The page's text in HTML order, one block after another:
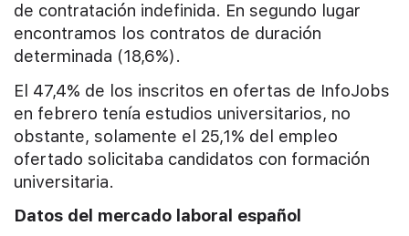
de contratación indefinida. En segundo lugar
encontramos los contratos de duración
determinada (18,6%).
El 47,4% de los inscritos en ofertas de InfoJobs
en febrero tenía estudios universitarios, no
obstante, solamente el 25,1% del empleo
ofertado solicitaba candidatos con formación
universitaria.
Datos del mercado laboral español